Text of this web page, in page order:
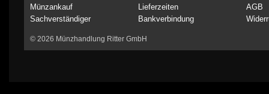
Münzankauf
Sachverständiger
Lieferzeiten
Bankverbindung
AGB
© 2026 Münzhandlung Ritter GmbH